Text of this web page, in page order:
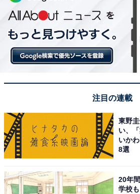
クーポンは、キャンペーンの参加した翌日に届く
クーポンの付与期間は7月30日
「クーポンをもらう」ボタンをタッ
注目の連載
東野
い、
いか
8選
20年
学校